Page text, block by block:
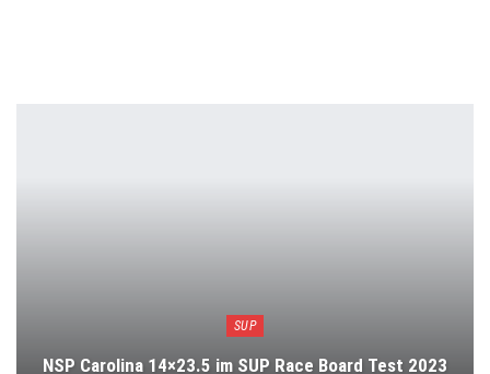
SUP
NSP Carolina 14×23.5 im SUP Race Board Test 2023